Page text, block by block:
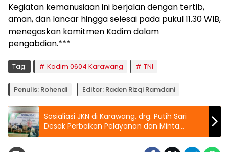
Kegiatan kemanusiaan ini berjalan dengan tertib,
aman, dan lancar hingga selesai pada pukul 11.30 WIB,
menegaskan komitmen Kodim dalam
pengabdian.***
Tag: Kodim 0604 Karawang TNI
Penulis: Rohendi Editor: Raden Rizqi Ramdani
Sosialiasi JKN di Karawang, drg. Putih Sari
Desak Perbaikan Pelayanan dan Minta
Peserta Proaktif